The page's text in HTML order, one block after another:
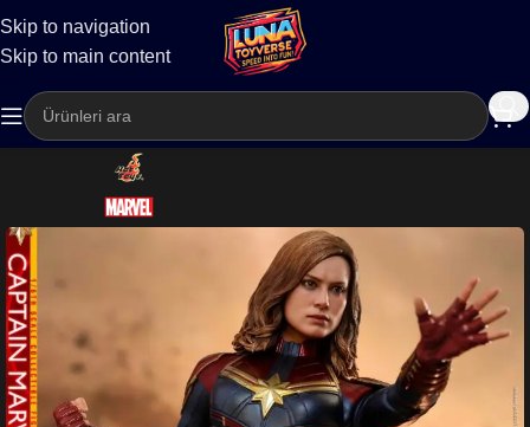
Skip to navigation
Skip to main content
Kargo